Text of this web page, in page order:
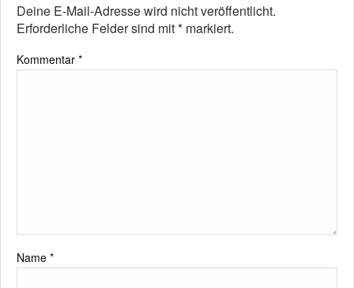
Deine E-Mail-Adresse wird nicht veröffentlicht.
Erforderliche Felder sind mit* markiert.
Kommentar *
Name *